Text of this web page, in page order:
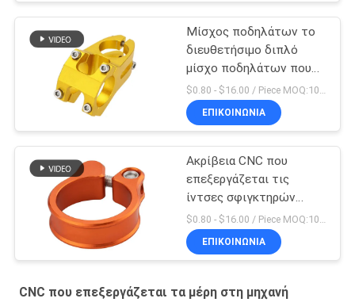
Μίσχος ποδηλάτων το
διευθετήσιμο διπλό
μίσχο ποδηλάτων που
κατασκευάζεται που
διπλώνει στην Κίνα
ΕΠΙΚΟΙΝΩΝΊΑ
Ακρίβεια CNC που
επεξεργάζεται τις
ίντσες σφιγκτηρών
Seatpost ποδηλάτων 5
X 4 μερών στη μηχανή
ΕΠΙΚΟΙΝΩΝΊΑ
CNC που επεξεργάζεται τα μέρη στη μηχανή